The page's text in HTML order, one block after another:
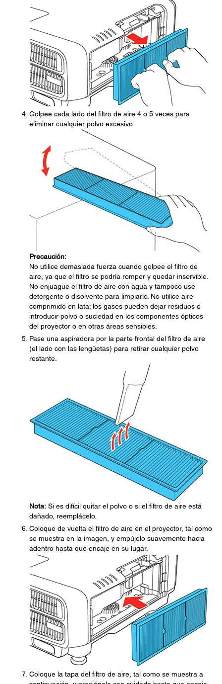
Golpee cada lado del filtro de aire 4 o 5 veces para
eliminar cualquier polvo excesivo.
Precaución:
No utilice demasiada fuerza cuando golpee el filtro de
aire, ya que el filtro se podría romper y quedar inservible.
No enjuague el filtro de aire con agua y tampoco use
detergente o disolvente para limpiarlo. No utilice aire
comprimido en lata; los gases pueden dejar residuos o
introducir polvo o suciedad en los componentes ópticos
del proyector o en otras áreas sensibles.
Pase una aspiradora por la parte frontal del filtro de aire
(el lado con las lengüetas) para retirar cualquier polvo
restante.
Nota: Si es difícil quitar el polvo o si el filtro de aire está
dañado, reemplácelo.
Coloque de vuelta el filtro de aire en el proyector, tal como
se muestra en la imagen, y empújelo suavemente hacia
adentro hasta que encaje en su lugar.
Coloque la tapa del filtro de aire, tal como se muestra a